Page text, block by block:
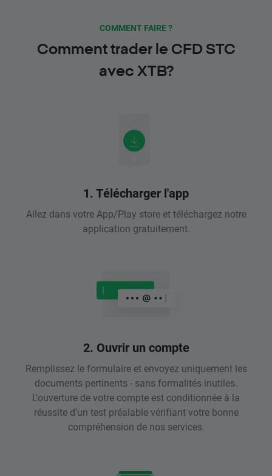
COMMENT FAIRE ?
Comment trader le CFD STC
avec XTB?
1. Télécharger l'app
Allez dans votre App/Play store et téléchargez notre
application gratuitement.
2. Ouvrir un compte
Remplissez le formulaire et envoyez uniquement les
documents pertinents - sans formalités inutiles.
L'ouverture de votre compte est conditionnée à la
réussite d'un test préalable vérifiant votre bonne
compréhension de nos services.